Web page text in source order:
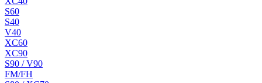
S60
S40
V40
XC60
XC90
S90 / V90
FM/FH